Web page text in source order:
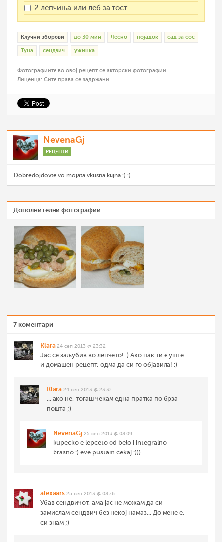
2 лепчиња или леб за тост
Клучни зборови до 30 мин Лесно појадок сад за сос
Туна сендвич ужинка
Фотографиите во овој рецепт се авторски фотографии.
Лиценца: Сите права се задржани
NevenaGj
РЕЦЕПТИ
Dobredojdovte vo mojata vkusna kujna :) :)
Дополнителни фотографии
7 коментари
Klara 24 сеп 2013 @ 23:32
Јас се заљубив во лепчето! :) Ако пак ти е уште
и домашен рецепт, одма да си го објавила! :)
Klara 24 сеп 2013 @ 23:32
... ако не, тогаш чекам една пратка по брза
пошта ;)
NevenaGj 25 сеп 2013 @ 08:09
kupecko e lepceto od belo i integralno
brasno :) eve pustam cekaj :)))
alexaars 25 сеп 2013 @ 08:36
Убав сендвичот, ама јас не можам да си
замислам сендвич без некој намаз... До мене е,
си знам ;)